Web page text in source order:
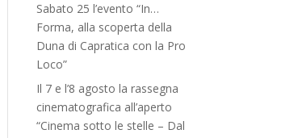
Sabato 25 l’evento “In…
Forma, alla scoperta della
Duna di Capratica con la Pro
Loco”
Il 7 e l’8 agosto la rassegna
cinematografica all’aperto
“Cinema sotto le stelle – Dal